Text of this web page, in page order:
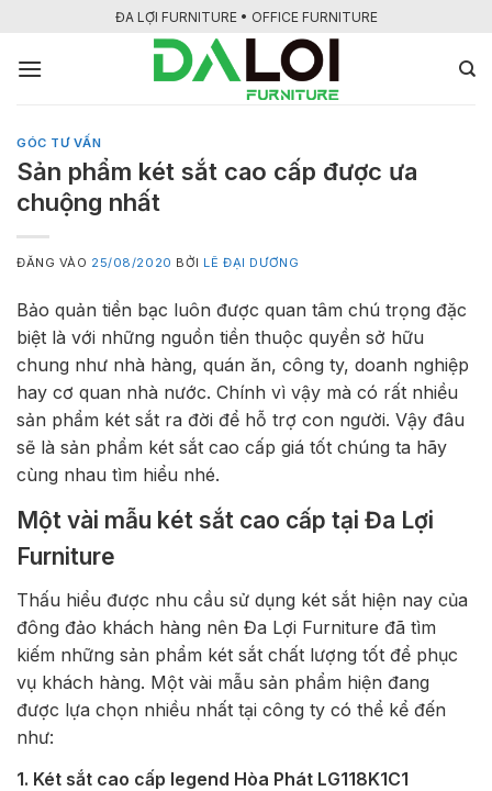
nội
ĐA LỢI FURNITURE • OFFICE FURNITURE
GÓC TƯ VẤN
Sản phẩm két sắt cao cấp được ưa
chuộng nhất
ĐĂNG VÀO 25/08/2020 BỞI LÊ ĐẠI DƯƠNG
Bảo quản tiền bạc luôn được quan tâm chú trọng đặc
biệt là với những nguồn tiền thuộc quyền sở hữu
chung như nhà hàng, quán ăn, công ty, doanh nghiệp
hay cơ quan nhà nước. Chính vì vậy mà có rất nhiều
sản phẩm két sắt ra đời để hỗ trợ con người. Vậy đâu
sẽ là sản phẩm két sắt cao cấp giá tốt chúng ta hãy
cùng nhau tìm hiểu nhé.
Một vài mẫu két sắt cao cấp tại Đa Lợi
Furniture
Thấu hiểu được nhu cầu sử dụng két sắt hiện nay của
đông đảo khách hàng nên Đa Lợi Furniture đã tìm
kiếm những sản phẩm két sắt chất lượng tốt để phục
vụ khách hàng. Một vài mẫu sản phẩm hiện đang
được lựa chọn nhiều nhất tại công ty có thể kể đến
như:
1. Két sắt cao cấp legend Hòa Phát LG118K1C1